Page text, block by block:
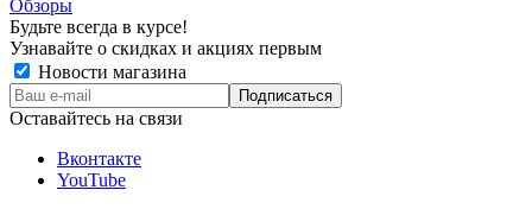
Обзоры
Будьте всегда в курсе!
Узнавайте о скидках и акциях первым
Новости магазина
Оставайтесь на связи
Вконтакте
YouTube